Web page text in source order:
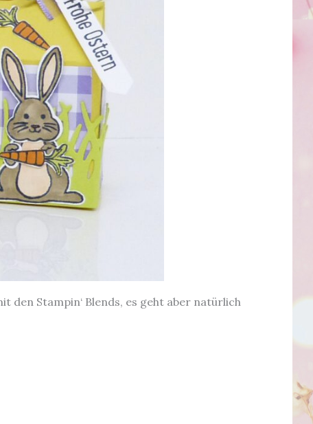
den Stampin‘ Blends, es geht aber natürlich